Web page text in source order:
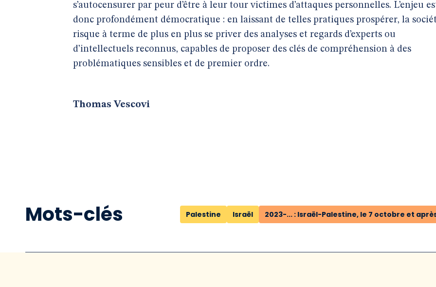
s’autocensurer par peur d’être à leur tour victimes d’attaques personnelles. L’enjeu
donc profondément démocratique : en laissant de telles pratiques prospérer, la
risque à terme de plus en plus se priver des analyses et regards d’experts ou
d’intellectuels reconnus, capables de proposer des clés de compréhension à des
problématiques sensibles et de premier ordre.
Thomas Vescovi
Mots-clés Palestine Israël 2023-... : Israël-Palestine, le 7 octobre et